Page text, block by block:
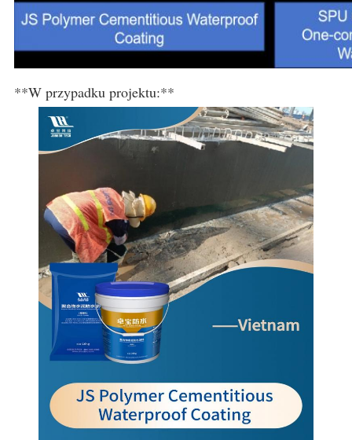
**W przypadku projektu:**